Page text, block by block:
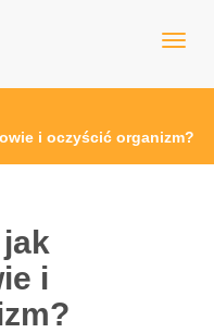
i oczyścić organizm?
i